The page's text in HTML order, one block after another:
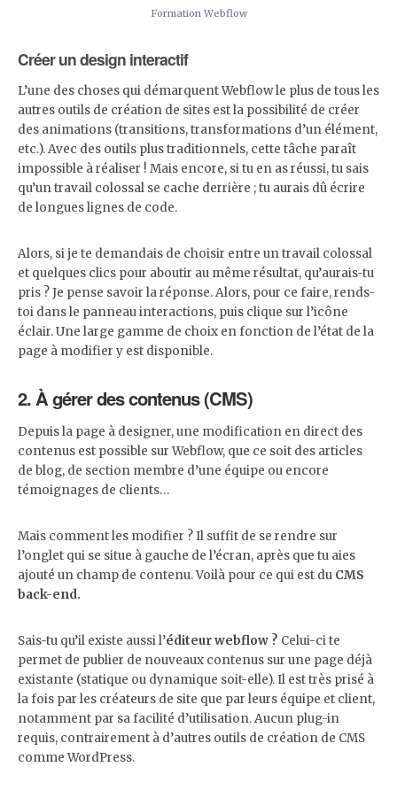
Formation Webflow
Créer un design interactif
L’une des choses qui démarquent Webflow le plus de tous les
autres outils de création de sites est la possibilité de créer
des animations (transitions, transformations d’un élément,
etc.). Avec des outils plus traditionnels, cette tâche paraît
impossible à réaliser ! Mais encore, si tu en as réussi, tu sais
qu’un travail colossal se cache derrière ; tu aurais dû écrire
de longues lignes de code.
Alors, si je te demandais de choisir entre un travail colossal
et quelques clics pour aboutir au même résultat, qu’aurais-tu
pris ? Je pense savoir la réponse. Alors, pour ce faire, rends-
toi dans le panneau interactions, puis clique sur l’icône
éclair. Une large gamme de choix en fonction de l’état de la
page à modifier y est disponible.
2. À gérer des contenus (CMS)
Depuis la page à designer, une modification en direct des
contenus est possible sur Webflow, que ce soit des articles
de blog, de section membre d’une équipe ou encore
témoignages de clients…
Mais comment les modifier ? Il suffit de se rendre sur
l’onglet qui se situe à gauche de l’écran, après que tu aies
ajouté un champ de contenu. Voilà pour ce qui est du CMS
back-end.
Sais-tu qu’il existe aussi l’éditeur webflow ? Celui-ci te
permet de publier de nouveaux contenus sur une page déjà
existante (statique ou dynamique soit-elle). Il est très prisé à
la fois par les créateurs de site que par leurs équipe et client,
notamment par sa facilité d’utilisation. Aucun plug-in
requis, contrairement à d’autres outils de création de CMS
comme WordPress.